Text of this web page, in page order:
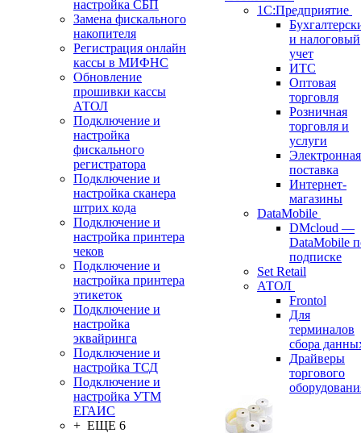
настройка СБП
Замена фискального
накопителя
Регистрация онлайн
кассы в МИФНС
Обновление
прошивки кассы
АТОЛ
Подключение и
настройка
фискального
регистратора
Подключение и
настройка сканера
штрих кода
Подключение и
настройка принтера
чеков
Подключение и
настройка принтера
этикеток
Подключение и
настройка
эквайринга
Подключение и
настройка ТСД
Подключение и
настройка УТМ
ЕГАИС
+ ЕЩЕ 6
1С:Предприятие
и налоговый
учет
ИТС
Оптовая
торговля
Розничная
торговля и
услуги
Электронная
поставка
Интернет-
магазины
DataMobile
DMcloud —
DataMobile
подписке
Set Retail
АТОЛ
Frontol
Для
терминалов
сбора
Драйверы
торгового